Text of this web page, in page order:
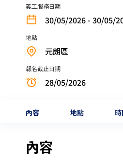
義工服務日期
30/05/2026 - 30/05/
地點
元朗區
報名截止日期
28/05/2026
內容 地點
內容